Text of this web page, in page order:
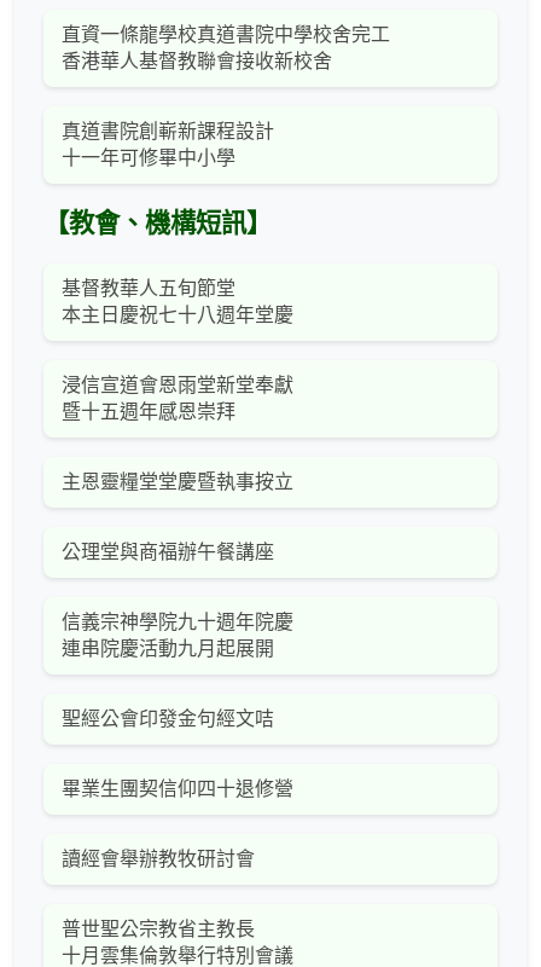
直資一條龍學校真道書院中學校舍完工
香港華人基督教聯會接收新校舍
真道書院創嶄新課程設計
十一年可修畢中小學
【教會、機構短訊】
基督教華人五旬節堂
本主日慶祝七十八週年堂慶
浸信宣道會恩雨堂新堂奉獻
暨十五週年感恩崇拜
主恩靈糧堂堂慶暨執事按立
公理堂與商福辦午餐講座
信義宗神學院九十週年院慶
連串院慶活動九月起展開
聖經公會印發金句經文咭
畢業生團契信仰四十退修營
讀經會舉辦教牧研討會
普世聖公宗教省主教長
十月雲集倫敦舉行特別會議